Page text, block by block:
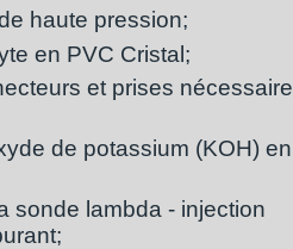
haute pression;
en PVC Cristal;
et prises
de potassium (KOH)
sonde lambda - injection